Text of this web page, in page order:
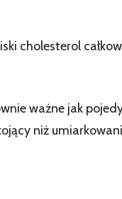
cholesterol
ważne jak
niż